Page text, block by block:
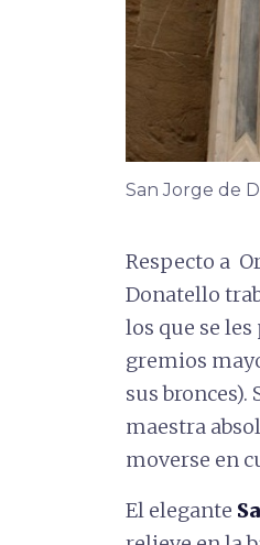
San Jorge de
Respecto a
Donatello
los que se
gremios
sus
maestra
moverse en
El elegante